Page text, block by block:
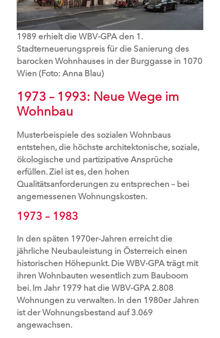
1989 erhielt die WBV-GPA den 1.
Stadterneuerungspreis für die Sanierung des
barocken Wohnhauses in der Burggasse in 1070
Wien (Foto: Anna Blau)
1973 – 1993: Neue Wege im
Wohnbau
Musterbeispiele des sozialen Wohnbaus
entstehen, die höchste architektonische, soziale,
ökologische und partizipative Ansprüche
erfüllen. Ziel ist es, den hohen
Qualitätsanforderungen zu entsprechen – bei
angemessenen Wohnungskosten.
1973 – 1983
In den späten 1970er-Jahren erreicht die
jährliche Neubauleistung in Österreich einen
historischen Höhepunkt. Die WBV-GPA trägt mit
ihren Wohnbauten wesentlich zum Bauboom
bei. Im Jahr 1979 hat die WBV-GPA 2.808
Wohnungen zu verwalten. In den 1980er Jahren
ist der Wohnungsbestand auf 3.069
angewachsen.